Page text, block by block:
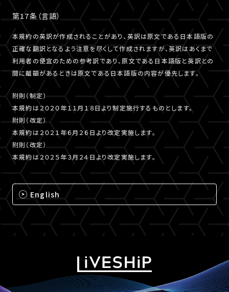
第17条（言語）
本規約の英訳が作成されることがあり、英訳は原文である日本語版の
正確な翻訳となるよう注意を尽くして作成されますが、英訳はあくまで
利用者の便宜のための参考訳であり、原文である日本語版と英訳との
間に齟齬があるときは原文である日本語版の内容が優先します。
附則（制定）
本規約は２０２０年１１月１８日より制定施行するものとします。
附則（改定）
本規約は２０２１年６月２６日より改定実施します。
附則（改定）
本規約は２０２５年３月２４日より改定実施します。
English